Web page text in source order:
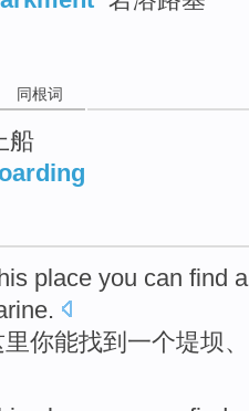
同根词
船
place you can find
你能找到 一个堤坝、